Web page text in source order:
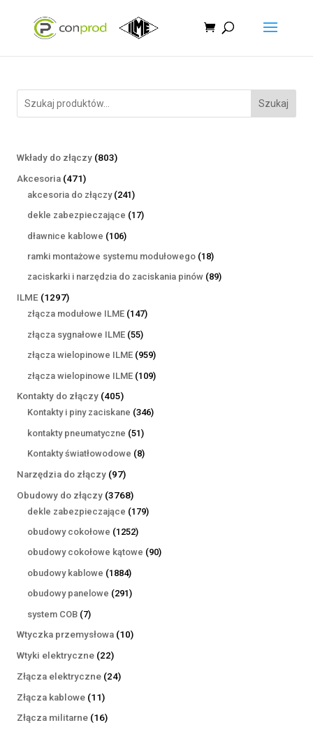
Szukaj
Wkłady do złączy 803803
Akcesoria 471471
produktów
akcesoria do złączy 241241
produktów
dekle zabezpieczające 1717
dławnice kablowe 106106
produktów
ramki montażowe systemu modułowego 1818
produktów
zaciskarki i narzędzia do zaciskania pinów 8989
ILME 12971297
produktów
złącza modułowe ILME 147147
złącza sygnałowe ILME 5555
produktów
złącza wielopinowe ILME 959959
produktów
złącza wielopinowe ILME 109109
Kontakty do złączy 405405
produktów
Kontakty i piny zaciskane 346346
kontakty pneumatyczne 5151
produktów
Kontakty światłowodowe 88
Narzędzia do złączy 9797
produktów
Obudowy do złączy 37683768
produktów
dekle zabezpieczające 179179
obudowy cokołowe 12521252
produkty
obudowy cokołowe kątowe 9090
obudowy kablowe 18841884
produkty
obudowy panelowe 291291
system COB 77
produktów
Wtyczka przemysłowa 1010
Wtyki elektryczne 2222
produkty
Złącza elektryczne 2424
Złącza kablowe 1111
produktów
Złącza militarne 1616